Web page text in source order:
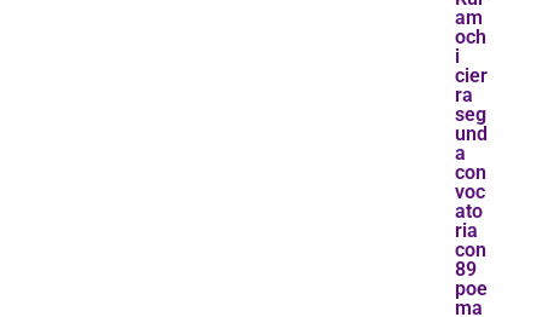
am
och
i
cier
ra
seg
und
a
con
voc
ato
ria
con
89
poe
ma